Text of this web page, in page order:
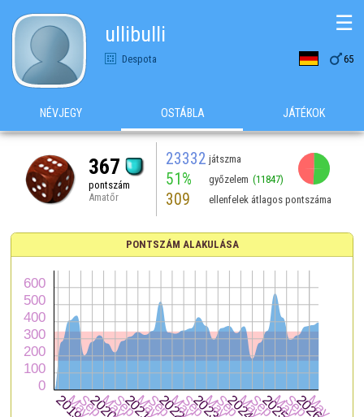
ullibulli
Despota 65
☰
NÉVJEGY OSTÁBLA JÁTÉKOK
367
pontszám
Amatőr
23332 játszma
51% győzelem (11847)
309 ellenfelek átlagos pontszáma
PONTSZÁM ALAKULÁSA